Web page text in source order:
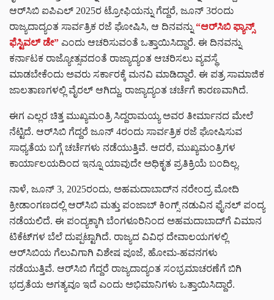
ಆರ್‌ಸಿಬಿ ಐಪಿಎಲ್ 2025ರ ಟ್ರೋಫಿಯನ್ನು ಗೆದ್ದರೆ, ಜೂನ್ 3ರಂದು
ರಾಜ್ಯದಾದ್ಯಂತ ಸಾರ್ವತ್ರಿಕ ರಜೆ ಘೋಷಿಸಿ, ಆ ದಿನವನ್ನು “ಆರ್‌ಸಿಬಿ ಫ್ಯಾನ್ಸ್
ಫೆಸ್ಟಿವಲ್ ಡೇ” ಎಂದು ಆಚರಿಸುವಂತೆ ಒತ್ತಾಯಿಸಿದ್ದಾರೆ. ಈ ದಿನವನ್ನು
ಕರ್ನಾಟಕ ರಾಜ್ಯೋತ್ಸವದಂತೆ ರಾಜ್ಯಾದ್ಯಂತ ಆಚರಿಸಲು ವ್ಯವಸ್ಥೆ
ಮಾಡಬೇಕೆಂದು ಅವರು ಸರ್ಕಾರಕ್ಕೆ ಮನವಿ ಮಾಡಿದ್ದಾರೆ. ಈ ಪತ್ರ ಸಾಮಾಜಿಕ
ಜಾಲತಾಣಗಳಲ್ಲಿ ವೈರಲ್ ಆಗಿದ್ದು, ರಾಜ್ಯಾದ್ಯಂತ ಚರ್ಚೆಗೆ ಕಾರಣವಾಗಿದೆ.
ಈಗ ಎಲ್ಲರ ಚಿತ್ತ ಮುಖ್ಯಮಂತ್ರಿ ಸಿದ್ದರಾಮಯ್ಯ ಅವರ ತೀರ್ಮಾನದ ಮೇಲೆ
ನೆಟ್ಟಿದೆ. ಆರ್‌ಸಿಬಿ ಗೆದ್ದರೆ ಜೂನ್ 4ರಂದು ಸಾರ್ವತ್ರಿಕ ರಜೆ ಘೋಷಿಸುವ
ಸಾಧ್ಯತೆಯ ಬಗ್ಗೆ ಚರ್ಚೆಗಳು ನಡೆಯುತ್ತಿವೆ. ಆದರೆ, ಮುಖ್ಯಮಂತ್ರಿಗಳ
ಕಾರ್ಯಾಲಯದಿಂದ ಇನ್ನೂ ಯಾವುದೇ ಅಧಿಕೃತ ಪ್ರತಿಕ್ರಿಯೆ ಬಂದಿಲ್ಲ.
ನಾಳೆ, ಜೂನ್ 3, 2025ರಂದು, ಅಹಮದಾಬಾದ್‌ನ ನರೇಂದ್ರ ಮೋದಿ
ಕ್ರೀಡಾಂಗಣದಲ್ಲಿ ಆರ್‌ಸಿಬಿ ಮತ್ತು ಪಂಜಾಬ್ ಕಿಂಗ್ಸ್ ನಡುವಿನ ಫೈನಲ್ ಪಂದ್ಯ
ನಡೆಯಲಿದೆ. ಈ ಪಂದ್ಯಕ್ಕಾಗಿ ಬೆಂಗಳೂರಿನಿಂದ ಅಹಮದಾಬಾದ್‌ಗೆ ವಿಮಾನ
ಟಿಕೆಟ್‌ಗಳ ಬೆಲೆ ದುಪ್ಪಟ್ಟಾಗಿದೆ. ರಾಜ್ಯದ ವಿವಿಧ ದೇವಾಲಯಗಳಲ್ಲಿ
ಆರ್‌ಸಿಬಿಯ ಗೆಲುವಿಗಾಗಿ ವಿಶೇಷ ಪೂಜೆ, ಹೋಮ-ಹವನಗಳು
ನಡೆಯುತ್ತಿವೆ. ಆರ್‌ಸಿಬಿ ಗೆದ್ದರೆ ರಾಜ್ಯದಾದ್ಯಂತ ಸಂಭ್ರಮಾಚರಣೆಗೆ ಬಿಗಿ
ಭದ್ರತೆಯ ಅಗತ್ಯವೂ ಇದೆ ಎಂದು ಅಭಿಮಾನಿಗಳು ಒತ್ತಾಯಿಸಿದ್ದಾರೆ.